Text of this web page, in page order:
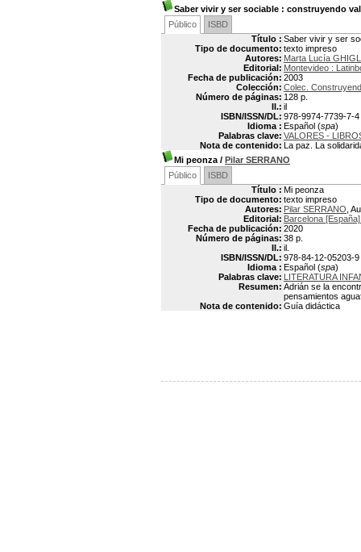
Saber vivir y ser sociable : construyendo
Público
ISBD
Título : Saber vivir y ser
Tipo de documento: texto impreso
Autores: Marta Lucía
Editorial: Montevideo :
Fecha de publicación: 2003
Colección: Colec.
Número de páginas: 128 p.
Il.: il
ISBN/ISSN/DL: 978-9974-7739-7-4
Idioma : Español (spa)
Palabras clave: VALORES -
Nota de contenido: La paz. La
Mi peonza / Pilar SERRANO
Público
ISBD
Título : Mi peonza
Tipo de documento: texto impreso
Autores: Pilar SERRANO ,
Editorial: Barcelona
Fecha de publicación: 2020
Número de páginas: 38 p.
Il.: il.
ISBN/ISSN/DL: 978-84-12-05203-9
Idioma : Español (spa)
Palabras clave: LITERATURA
Resumen: Adrián se la
pensamientos
Nota de contenido: Guía didáctica